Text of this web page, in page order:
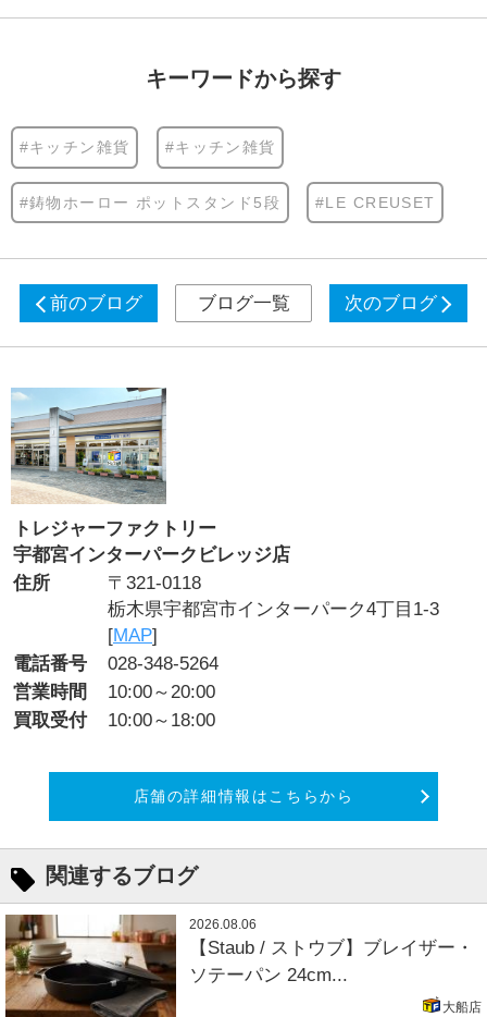
キーワードから探す
#キッチン雑貨 #キッチン雑貨
#鋳物ホーロー ポットスタンド5段 #LE CREUSET
前のブログ ブログ一覧 次のブログ
トレジャーファクトリー
宇都宮インターパークビレッジ店
住所
〒321-0118
栃木県宇都宮市インターパーク4丁目1-3
[MAP]
電話番号
028-348-5264
営業時間
10:00～20:00
買取受付
10:00～18:00
店舗の詳細情報はこちらから
関連するブログ
2026.08.06
【Staub / ストウブ】ブレイザー・
ソテーパン 24cm...
大船店